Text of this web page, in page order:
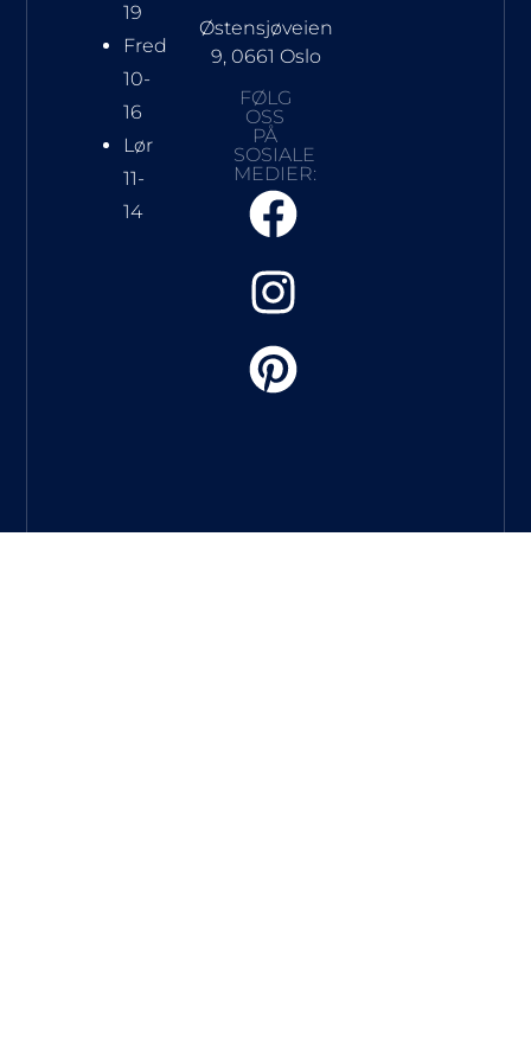
19
Fred
10-
16
Lør
11-
14
Østensjøveien
9, 0661 Oslo
FØLG
OSS
PÅ
SOSIALE
MEDIER: